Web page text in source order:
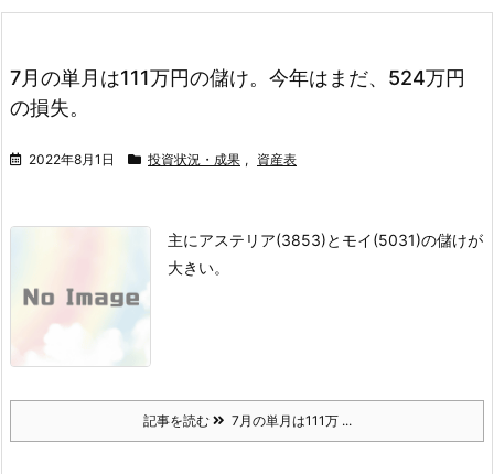
7月の単月は111万円の儲け。今年はまだ、524万円
の損失。
2022年8月1日 投資状況・成果 , 資産表
主にアステリア(3853)とモイ(5031)の儲けが
大きい。
記事を読む 7月の単月は111万 ...